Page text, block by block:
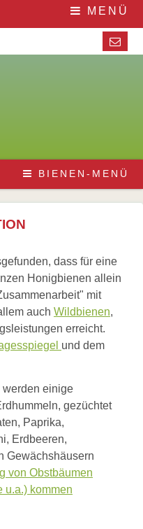
MENÜ
BIENEN-MENÜ
dass für eine
Honigbienen allein
mit
auch Wildbienen,
erreicht.
und dem
werden einige
gezüchtet
Paprika,
Erdbeeren,
Gewächshäusern
von Obstbäumen
u.a.) kommen